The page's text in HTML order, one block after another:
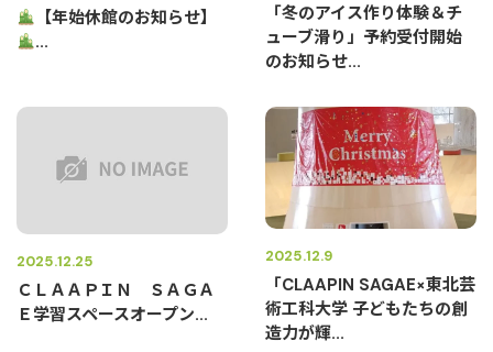
【年始休館のお知らせ】
...
「冬のアイス作り体験＆チ
ューブ滑り」予約受付開始
のお知らせ...
2025.12.25
ＣＬＡＡＰＩＮ ＳＡＧＡ
Ｅ学習スペースオープン...
2025.12.9
「CLAAPIN SAGAE×東北芸
術工科大学 子どもたちの創
造力が輝...